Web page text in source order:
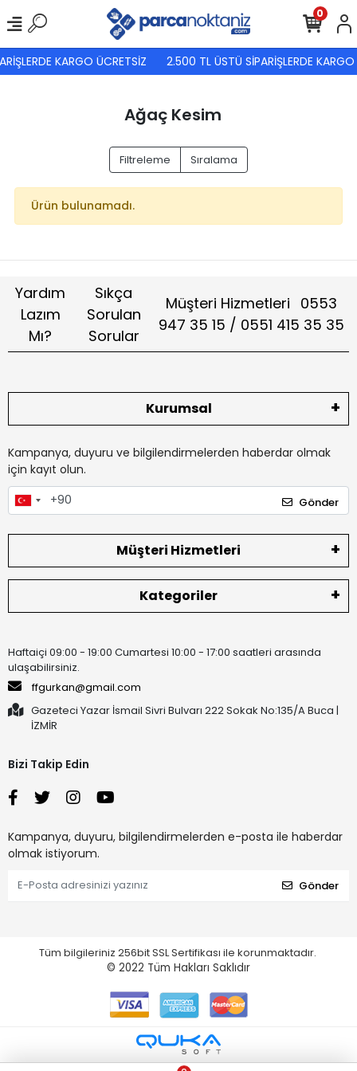
KARGO ÜCRETSİZ 2.500 TL ÜSTÜ SİPARİŞLERDE KARGO
0
Ağaç Kesim
Filtreleme Sıralama
Ürün bulunamadı.
Yardım
Lazım
Mı?
Sıkça
Sorulan
Sorular
Müşteri Hizmetleri 0553
947 35 15 / 0551 415 35 35
Kurumsal
Kampanya, duyuru ve bilgilendirmelerden haberdar olmak
için kayıt olun.
Gönder
Müşteri Hizmetleri
Kategoriler
Haftaiçi 09:00 - 19:00 Cumartesi 10:00 - 17:00 saatleri arasında
ulaşabilirsiniz.
ffgurkan@gmail.com
Gazeteci Yazar İsmail Sivri Bulvarı 222 Sokak No:135/A Buca |
İZMİR
Bizi Takip Edin
Kampanya, duyuru, bilgilendirmelerden e-posta ile haberdar
olmak istiyorum.
Gönder
Tüm bilgileriniz 256bit SSL Sertifikası ile korunmaktadır.
© 2022 Tüm Hakları Saklıdır